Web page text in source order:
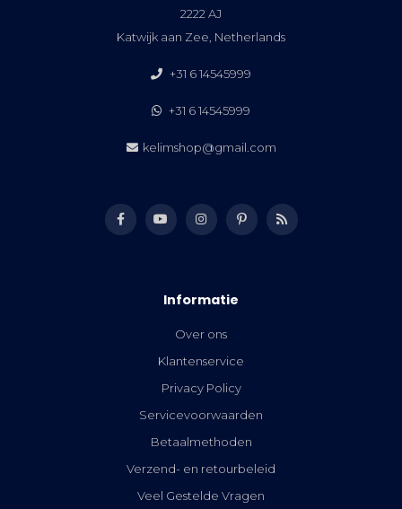
2222 AJ
Katwijk aan Zee, Netherlands
+31 6 14545999
+31 6 14545999
kelimshop@gmail.com
Informatie
Over ons
Klantenservice
Privacy Policy
Servicevoorwaarden
Betaalmethoden
Verzend- en retourbeleid
Veel Gestelde Vragen